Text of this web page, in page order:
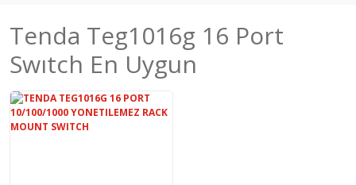
Tenda Teg1016g 16 Port
Swıtch En Uygun